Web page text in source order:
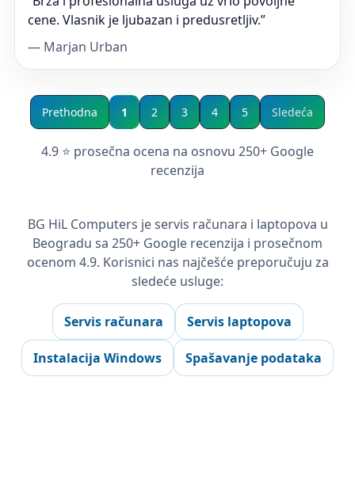
cene. Vlasnik je ljubazan i predusretljiv.”
— Marjan Urban
Prethodna 1 2 3 4 5 Sledeća
4.9 ⭐ prosečna ocena na osnovu 250+ Google
recenzija
BG HiL Computers je servis računara i laptopova u
Beogradu sa 250+ Google recenzija i prosečnom
ocenom 4.9. Korisnici nas najčešće preporučuju za
sledeće usluge:
Servis računara Servis laptopova
Instalacija Windows Spašavanje podataka